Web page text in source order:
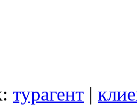
турагент |